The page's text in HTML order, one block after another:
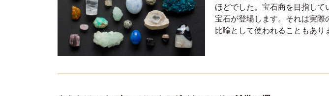
ほどでした。宝石商を目指し
宝石が登場します。それは実際
比喩として使われることもあり